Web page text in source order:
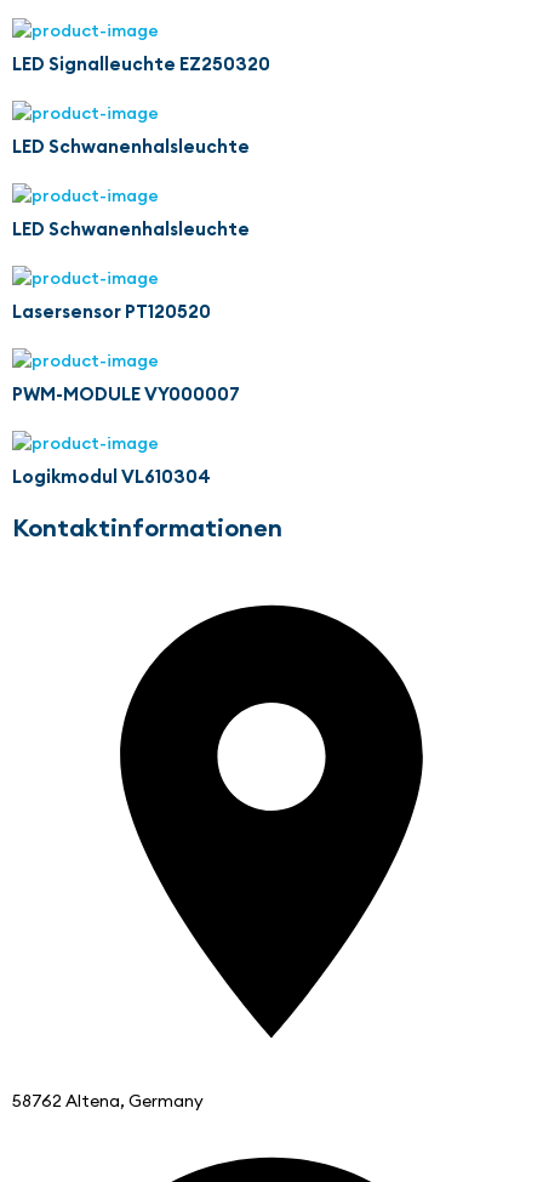
LED Signalleuchte EZ250320
LED Schwanenhalsleuchte
LED Schwanenhalsleuchte
Lasersensor PT120520
PWM-MODULE VY000007
Logikmodul VL610304
Kontaktinformationen
58762 Altena, Germany